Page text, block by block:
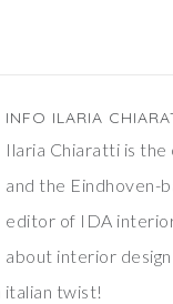
INFO ILARIA
Ilaria Chiaratti is
and the Eindhoven-
editor of IDA
about interior
italian twist!